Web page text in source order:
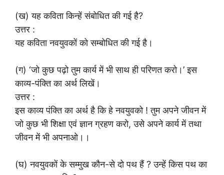
(ख) यह कविता किन्हें संबोधित की गई है?
उत्तर :
यह कविता नवयुवकों को सम्बोधित की गई है।
(ग) ‘जो कुछ पढ़ो तुम कार्य में भी साथ ही परिणत करो।’ इस
काव्य-पंक्ति का अर्थ लिखें।
उत्तर :
इस काव्य पंक्ति का अर्थ है कि हे नवयुवको ! तुम अपने जीवन में
जो कुछ भी शिक्षा एवं ज्ञान ग्रहण करो, उसे अपने कार्य में तथा
जीवन में भी अपनाओ।।
(घ) नवयुवकों के सम्मुख कौन-से दो पथ हैं ? उन्हें किस पथ का